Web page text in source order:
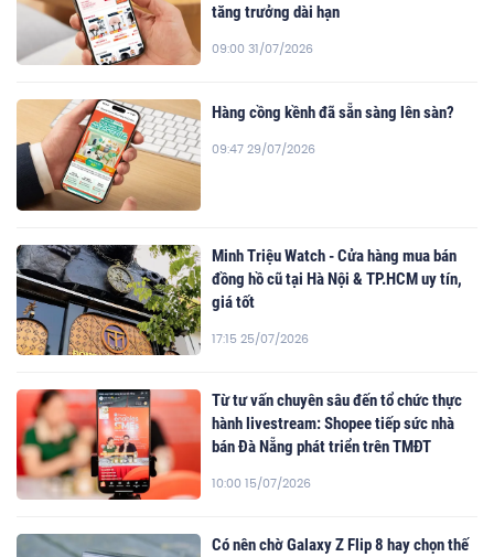
tăng trưởng dài hạn
09:00 31/07/2026
Hàng cồng kềnh đã sẵn sàng lên sàn?
09:47 29/07/2026
Minh Triệu Watch - Cửa hàng mua bán
đồng hồ cũ tại Hà Nội & TP.HCM uy tín,
giá tốt
17:15 25/07/2026
Từ tư vấn chuyên sâu đến tổ chức thực
hành livestream: Shopee tiếp sức nhà
bán Đà Nẵng phát triển trên TMĐT
10:00 15/07/2026
Có nên chờ Galaxy Z Flip 8 hay chọn thế